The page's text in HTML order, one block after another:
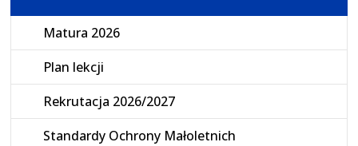
Matura 2026
Plan lekcji
Rekrutacja 2026/2027
Standardy Ochrony Małoletnich